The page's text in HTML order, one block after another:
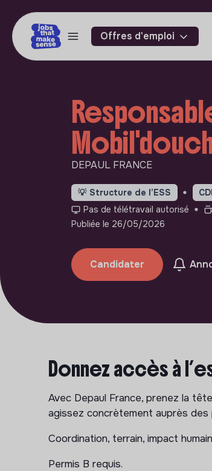
Offres d'emploi
DEPAUL FRANCE
💡 Structure de l’ESS
Pas de télétravail autorisé
Publiée le 26/05/2026
Candidater
Donnez accès à
Avec Depaul France, prenez la
agissez concrètement auprès des
Coordination, terrain, impact
Permis B requis.